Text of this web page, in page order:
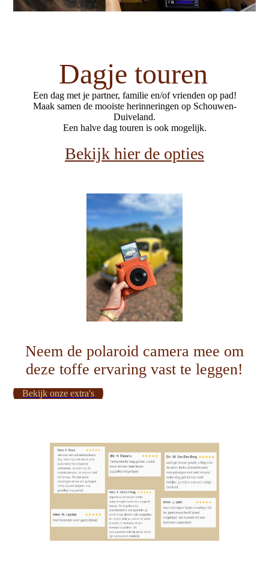
Dagje touren
Een dag met je partner, familie en/of vrienden op pad!
Maak samen de mooiste herinneringen op Schouwen-
Duiveland.
Een halve dag touren is ook mogelijk.
Bekijk hier de opties
Neem de polaroid camera mee om
deze toffe ervaring vast te leggen!
Bekijk onze extra's